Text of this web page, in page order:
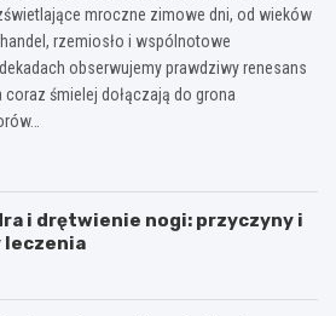
mroczne zimowe dni, od wieków
rzemiosło i wspólnotowe
obserwujemy prawdziwy renesans
śmielej dołączają do grona
i drętwienie nogi: przyczyny i
leczenia